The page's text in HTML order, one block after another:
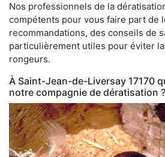
Nos professionnels de la
compétents pour vous faire part de
recommandations, des conseils de
particulièrement utiles pour éviter
rongeurs.
À Saint-Jean-de-Liversay 17170
notre compagnie de dératisation ?